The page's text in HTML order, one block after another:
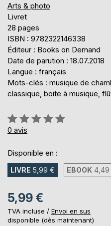
Arts & photo
Livret
28 pages
ISBN : 9782322146338
Éditeur : Books on Demand
Date de parution : 18.07.2018
Langue : français
Mots-clés : musique de
classique, boite à musique,
Évaluation:
0%
0 avis
Disponible en :
LIVRE 5,99 € EBOOK 4,49
5,99 €
TVA incluse / Envoi en sus
disponible (dès maintenant)